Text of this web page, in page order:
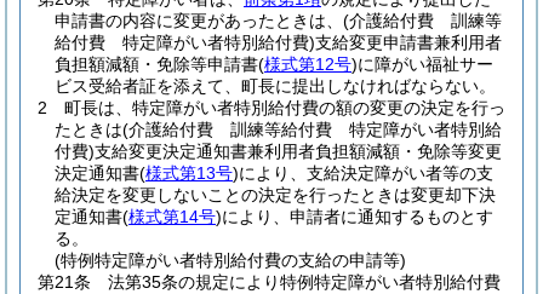
申請書の内容に変更があったときは、 (介護給付費 訓練等
給付費 特定障がい者特別給付費)支給変更申請書兼利用者
負担額減額・免除等申請書(様式第12号)に障がい福祉サー
ビス受給者証を添えて、町長に提出しなければならない。
2
町長は、特定障がい者特別給付費の額の変更の決定を行っ
たときは(介護給付費 訓練等給付費 特定障がい者特別給
付費)支給変更決定通知書兼利用者負担額減額・免除等変更
決定通知書(様式第13号)により、支給決定障がい者等の支
給決定を変更しないことの決定を行ったときは変更却下決
定通知書(様式第14号)により、申請者に通知するものとす
る。
(特例特定障がい者特別給付費の支給の申請等)
第21条
法第35条の規定により特例特定障がい者特別給付費